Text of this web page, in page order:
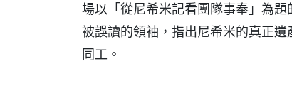
場以「從尼希米記看團隊事奉」為
被誤讀的領袖，指出尼希米的真正
同工。